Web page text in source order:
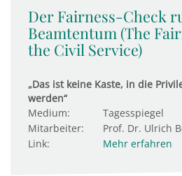
Der Fairness-Check
Beamtentum (The
the Civil Service)
„Das ist keine Kaste, in die
werden“
Medium:
Tagesspiegel
Mitarbeiter:
Prof. Dr. Ulrich
Link:
Mehr erfahren